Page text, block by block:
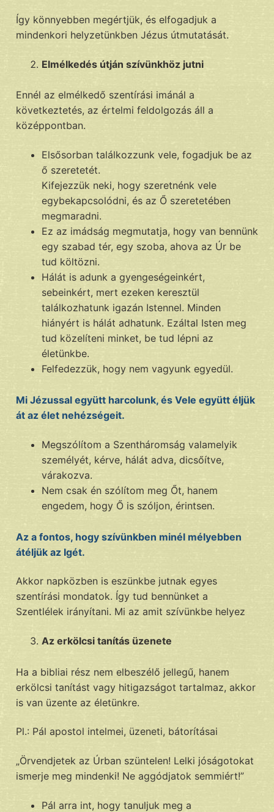
Így könnyebben megértjük, és elfogadjuk a
mindenkori helyzetünkben Jézus útmutatását.
Elmélkedés útján szívünkhöz jutni
Ennél az elmélkedő szentírási imánál a
következtetés, az értelmi feldolgozás áll a
középpontban.
Elsősorban találkozzunk vele, fogadjuk be az
ő szeretetét.
Kifejezzük neki, hogy szeretnénk vele
egybekapcsolódni, és az Ő szeretetében
megmaradni.
Ez az imádság megmutatja, hogy van bennünk
egy szabad tér, egy szoba, ahova az Úr be
tud költözni.
Hálát is adunk a gyengeségeinkért,
sebeinkért, mert ezeken keresztül
találkozhatunk igazán Istennel. Minden
hiányért is hálát adhatunk. Ezáltal Isten meg
tud közelíteni minket, be tud lépni az
életünkbe.
Felfedezzük, hogy nem vagyunk egyedül.
Mi Jézussal együtt harcolunk, és Vele együtt éljük
át az élet nehézségeit.
Megszólítom a Szentháromság valamelyik
személyét, kérve, hálát adva, dicsőítve,
várakozva.
Nem csak én szólítom meg Őt, hanem
engedem, hogy Ő is szóljon, érintsen.
Az a fontos, hogy szívünkben minél mélyebben
átéljük az Igét.
Akkor napközben is eszünkbe jutnak egyes
szentírási mondatok. Így tud bennünket a
Szentlélek irányítani. Mi az amit szívünkbe helyez
Az erkölcsi tanítás üzenete
Ha a bibliai rész nem elbeszélő jellegű, hanem
erkölcsi tanítást vagy hitigazságot tartalmaz, akkor
is van üzente az életünkre.
Pl.: Pál apostol intelmei, üzeneti, bátorításai
„Örvendjetek az Úrban szüntelen! Lelki jóságotokat
ismerje meg mindenki! Ne aggódjatok semmiért!”
Pál arra int, hogy tanuljuk meg a